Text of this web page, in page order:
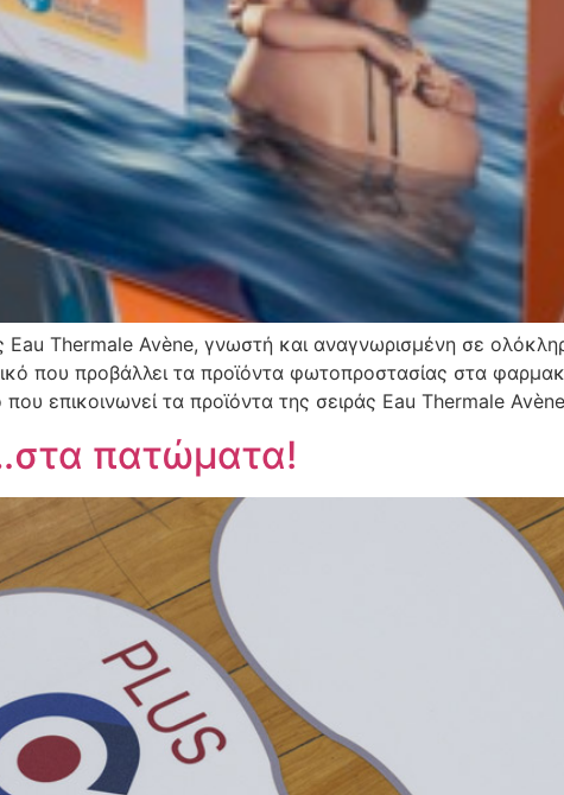
Eau Thermale Avène, γνωστή και αναγνωρισμένη σε
που προβάλλει τα προϊόντα φωτοπροστασίας στα
επικοινωνεί τα προϊόντα της σειράς Eau Thermale
πατώματα!